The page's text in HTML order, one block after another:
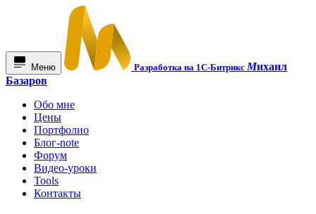
Меню Разработка на 1С-БитриксМихаил
Базаров
Обо мне
Цены
Портфолио
Блог-note
Форум
Видео-уроки
Tools
Контакты